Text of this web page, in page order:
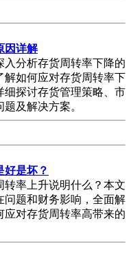
因详解
分析存货周转率下降的
解如何应对存货周转率下
细探讨存货管理策略、市
及解决方案。
好是坏？
率上升说明什么？本文
问题和财务影响，全面解
对存货周转率高带来的